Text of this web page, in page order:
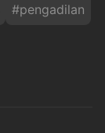
#pengadilan